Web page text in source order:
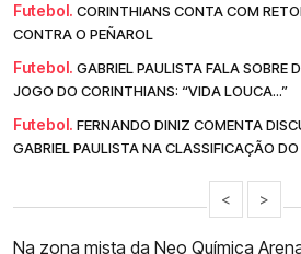
Futebol. CORINTHIANS CONTA COM
CONTRA O PEÑAROL
Futebol. GABRIEL PAULISTA FALA SOBRE
JOGO DO CORINTHIANS: “VIDA LOUCA...”
Futebol. FERNANDO DINIZ COMENTA
GABRIEL PAULISTA NA CLASSIFICAÇÃO
< >
Na zona mista da Neo Química